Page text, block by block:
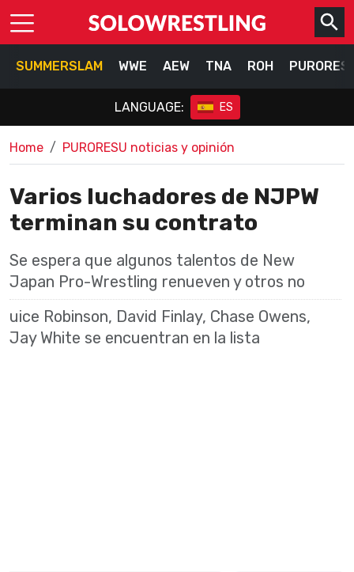
SUMMERSLAM WWE AEW TNA ROH
LANGUAGE: ES
Home PURORESU noticias y opinión
Varios luchadores de NJPW
terminan su contrato
Se espera que algunos talentos de New
Japan Pro-Wrestling renueven y otros no
uice Robinson, David Finlay, Chase Owens,
Jay White se encuentran en la lista